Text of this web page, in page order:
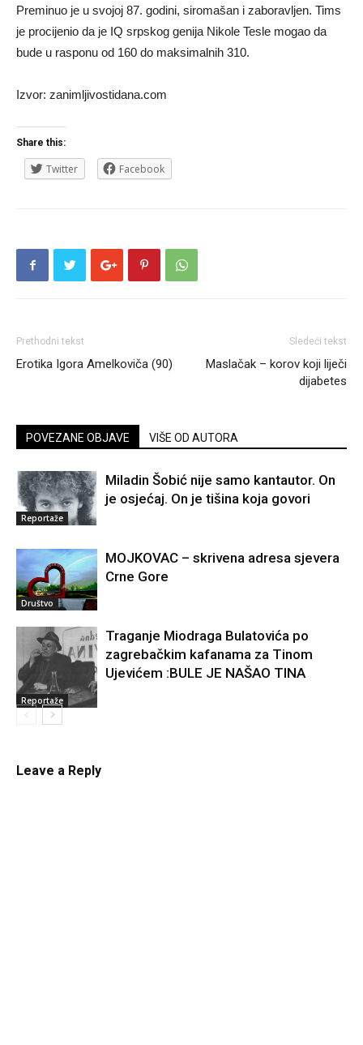
Preminuo je u svojoj 87. godini, siromašan i zaboravljen. Tims
je procijenio da je IQ srpskog genija Nikole Tesle mogao da
bude u rasponu od 160 do maksimalnih 310.
Izvor: zanimljivostidana.com
Share this:
Twitter Facebook
Prethodni tekst
Erotika Igora Amelkoviča (90)
Sledeći tekst
Maslačak – korov koji liječi
dijabetes
POVEZANE OBJAVE VIŠE OD AUTORA
Reportaže
Miladin Šobić nije samo kantautor. On
je osjećaj. On je tišina koja govori
Društvo
MOJKOVAC – skrivena adresa sjevera
Crne Gore
Reportaže
Traganje Miodraga Bulatovića po
zagrebačkim kafanama za Tinom
Ujevićem :BULE JE NAŠAO TINA
Leave a Reply